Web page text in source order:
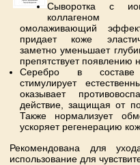
Сыворотка с
коллагеном
омолаживающий
придает коже
заметно уменьшает
препятствует появлению
Серебро в составе
стимулирует
оказывает
действие, защищая от
Также нормализует
ускоряет регенерацию
Рекомендована для
использование для